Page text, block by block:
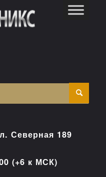
Северная 189
(+6 к МСК)